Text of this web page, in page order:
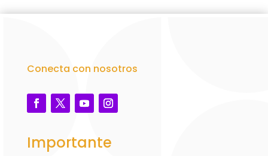
Conecta con nosotros
Importante